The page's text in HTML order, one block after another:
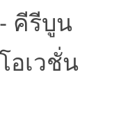
คีรีบูน
อเวชั่น